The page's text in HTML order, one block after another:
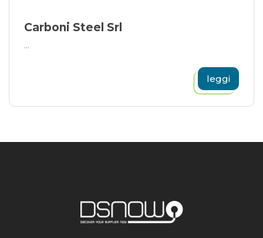
Carboni Steel Srl
...
leggi